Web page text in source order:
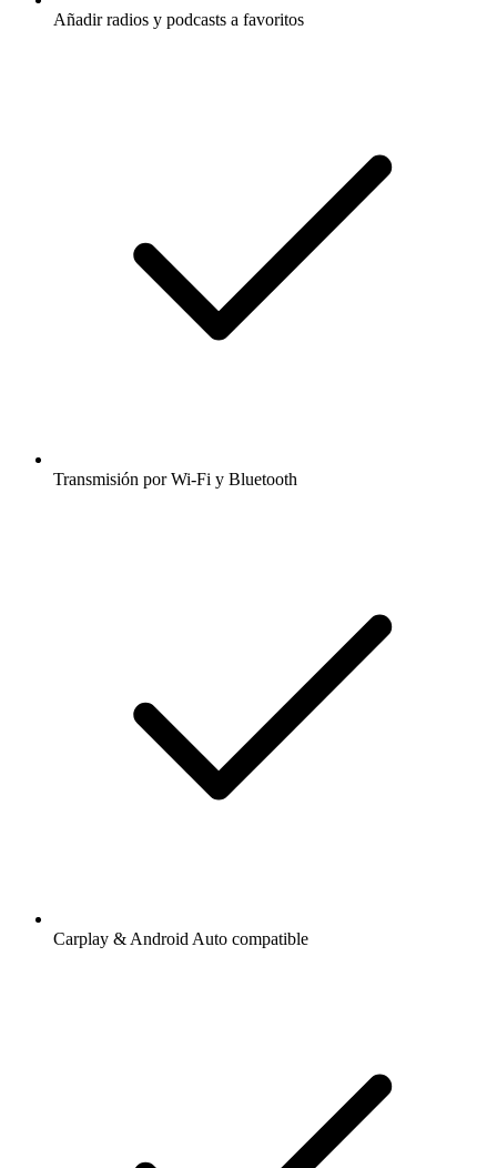
Añadir radios y podcasts a favoritos
Transmisión por Wi-Fi y Bluetooth
Carplay & Android Auto compatible